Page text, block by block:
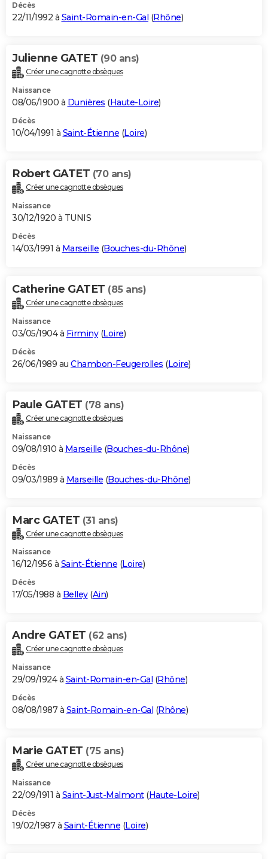
Décès
22/11/1992 à Saint-Romain-en-Gal (Rhône)
Julienne GATET (90 ans)
Créer une cagnotte obsèques
Naissance
08/06/1900 à Dunières (Haute-Loire)
Décès
10/04/1991 à Saint-Étienne (Loire)
Robert GATET (70 ans)
Créer une cagnotte obsèques
Naissance
30/12/1920 à TUNIS
Décès
14/03/1991 à Marseille (Bouches-du-Rhône)
Catherine GATET (85 ans)
Créer une cagnotte obsèques
Naissance
03/05/1904 à Firminy(Loire)
Décès
26/06/1989 au Chambon-Feugerolles (Loire)
Paule GATET (78 ans)
Créer une cagnotte obsèques
Naissance
09/08/1910 à Marseille (Bouches-du-Rhône)
Décès
09/03/1989 à Marseille (Bouches-du-Rhône)
Marc GATET (31 ans)
Créer une cagnotte obsèques
Naissance
16/12/1956 à Saint-Étienne (Loire)
Décès
17/05/1988 à Belley(Ain)
Andre GATET (62 ans)
Créer une cagnotte obsèques
Naissance
29/09/1924 à Saint-Romain-en-Gal (Rhône)
Décès
08/08/1987 à Saint-Romain-en-Gal (Rhône)
Marie GATET (75 ans)
Créer une cagnotte obsèques
Naissance
22/09/1911 à Saint-Just-Malmont(Haute-Loire)
Décès
19/02/1987 à Saint-Étienne (Loire)